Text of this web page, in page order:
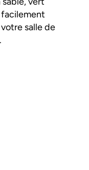
facilement
salle de